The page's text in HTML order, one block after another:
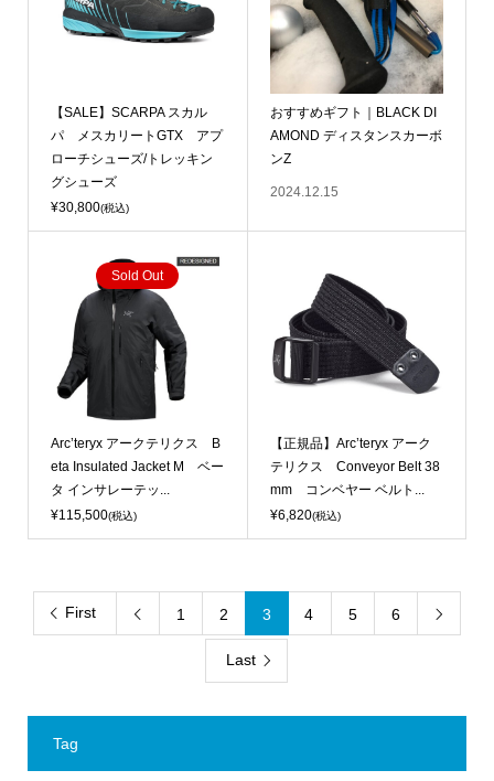
【SALE】SCARPA スカル
パ メスカリートGTX アプ
ローチシューズ/トレッキン
グシューズ
¥30,800(税込)
おすすめギフト｜BLACK DI
AMOND ディスタンスカーボ
ンZ
2024.12.15
Sold Out
Arc’teryx アークテリクス B
eta Insulated Jacket M ベー
タ インサレーテッ...
¥115,500(税込)
【正規品】Arc’teryx アーク
テリクス Conveyor Belt 38
mm コンベヤー ベルト...
¥6,820(税込)
First  1 2 3 4 5 6 
Last
Tag